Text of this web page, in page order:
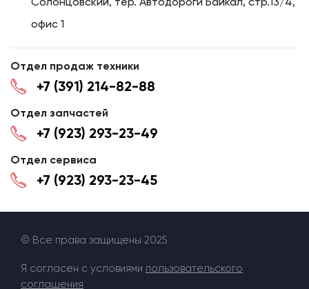
офис 1
Отдел продаж техники
+7 (391) 214-82-88
Отдел запчастей
+7 (923) 293-23-49
Отдел сервиса
+7 (923) 293-23-45
© Все права защищены 2025
Я согласен с условиями пользовательского
соглашения